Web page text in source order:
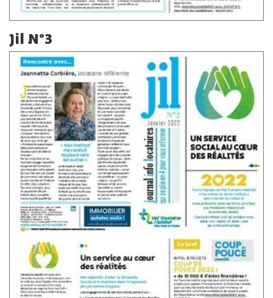
Jil N°3